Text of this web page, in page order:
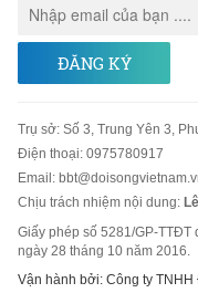
ĐĂNG KÝ
Trụ sở: Số 3, Trung Yên 3,
Điện thoại: 0975780917
Email :
Chịu trách nhiệm nội dung:
Giấy phép số 5281/GP-TTĐT
ngày 28 tháng 10 năm 2016.
Vận hành bởi: Công ty